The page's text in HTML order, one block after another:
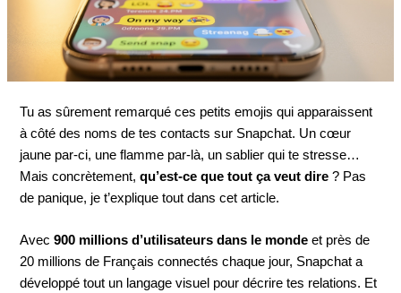
Tu as sûrement remarqué ces petits emojis qui apparaissent
à côté des noms de tes contacts sur Snapchat. Un cœur
jaune par-ci, une flamme par-là, un sablier qui te stresse…
Mais concrètement,qu’est-ce que tout ça veut dire ? Pas
de panique, je t’explique tout dans cet article.
Avec900 millions d’utilisateurs dans le monde et près de
20 millions de Français connectés chaque jour, Snapchat a
développé tout un langage visuel pour décrire tes relations. Et